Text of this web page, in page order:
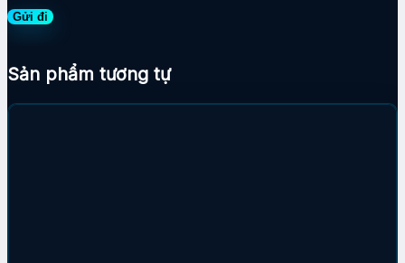
Sản phẩm tương tự